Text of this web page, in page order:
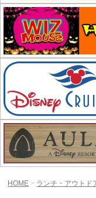
HOME ランチ・アウトド